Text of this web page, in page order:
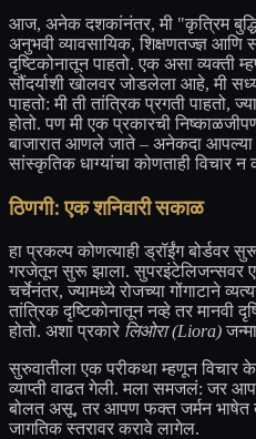
आज, अनेक दशकांनंतर, मी "कृत्रिम
अनुभवी व्यावसायिक, शिक्षणतज्ज्ञ आणि
दृष्टिकोनातून पाहतो. एक असा व्यक्ती
सौंदर्याशी खोलवर जोडलेला आहे, मी
पाहतो: मी ती तांत्रिक प्रगती पाहतो,
होतो. पण मी एक प्रकारची
बाजारात आणले जाते – अनेकदा आपल्या
सांस्कृतिक धाग्यांचा कोणताही विचार न
ठिणगी: एक शनिवारी सकाळ
हा प्रकल्प कोणत्याही ड्रॉईंग बोर्डवर
गरजेतून सुरू झाला. सुपरइंटेलिजन्सवर
चर्चेनंतर, ज्यामध्ये रोजच्या गोंगाटाने
तांत्रिक दृष्टिकोनातून नव्हे तर मानवी
होतो. अशा प्रकारे लिओरा (Liora)
सुरुवातीला एक परीकथा म्हणून विचार
व्याप्ती वाढत गेली. मला समजलं: जर
बोलत असू, तर आपण फक्त जर्मन भाषेत
जागतिक स्तरावर करावे लागेल.